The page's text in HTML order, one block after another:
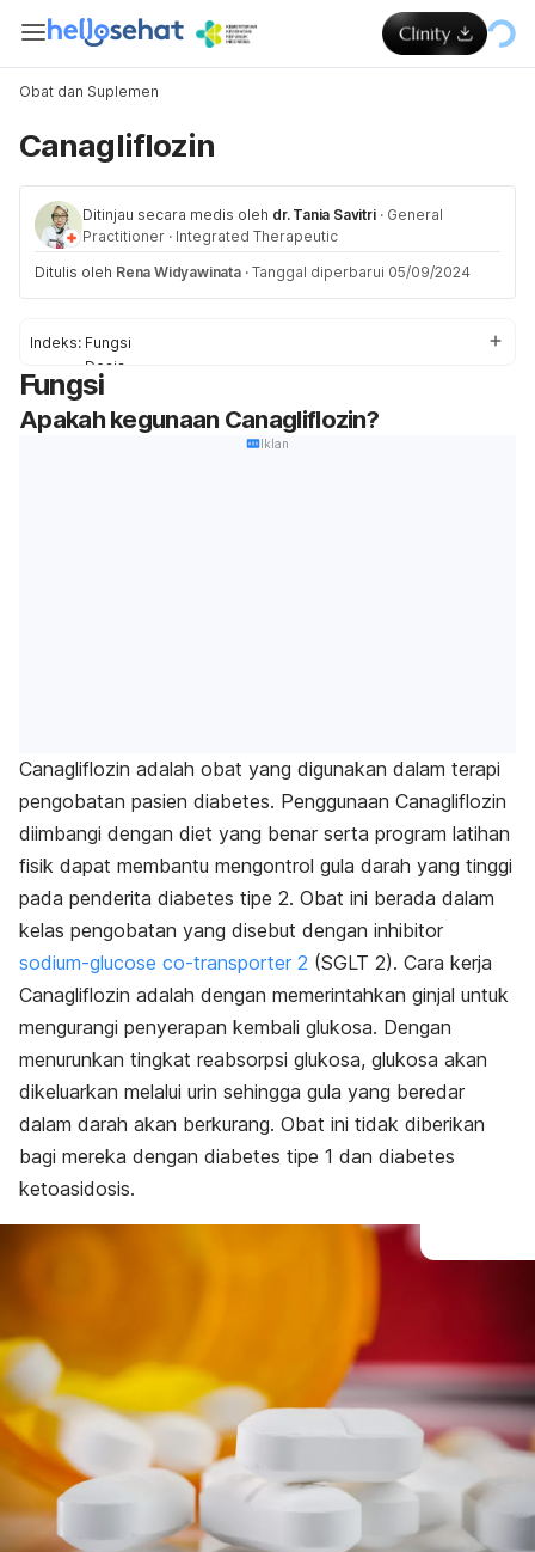
Obat dan Suplemen
Canagliflozin
Ditinjau secara medis oleh dr. Tania Savitri · General
Practitioner · Integrated Therapeutic
Ditulis oleh Rena Widyawinata · Tanggal diperbarui 05/09/2024
Indeks: Fungsi
Dosis
Efek Samping
Peringatan dan Pencegahan
Interaksi Obat
Fungsi
Apakah kegunaan Canagliflozin?
Iklan
Canagliflozin adalah obat yang digunakan dalam terapi
pengobatan pasien diabetes. Penggunaan Canagliflozin
diimbangi dengan diet yang benar serta program latihan
fisik dapat membantu mengontrol gula darah yang tinggi
pada penderita diabetes tipe 2. Obat ini berada dalam
kelas pengobatan yang disebut dengan inhibitor
sodium-glucose co-transporter 2 (SGLT 2). Cara kerja
Canagliflozin adalah dengan memerintahkan ginjal untuk
mengurangi penyerapan kembali glukosa. Dengan
menurunkan tingkat reabsorpsi glukosa, glukosa akan
dikeluarkan melalui urin sehingga gula yang beredar
dalam darah akan berkurang. Obat ini tidak diberikan
bagi mereka dengan diabetes tipe 1 dan diabetes
ketoasidosis.